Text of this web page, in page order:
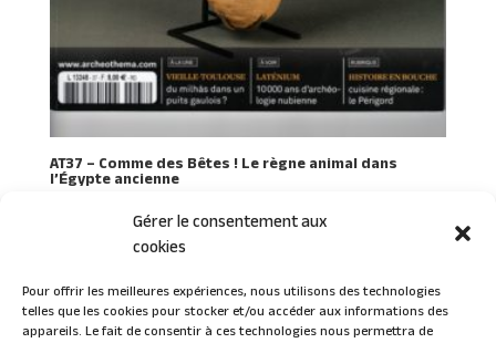
Gérer le consentement aux
cookies
Pour offrir les meilleures expériences, nous utilisons des technologies
telles que les cookies pour stocker et/ou accéder aux informations des
appareils. Le fait de consentir à ces technologies nous permettra de
AT37 – Comme des Bêtes ! Le règne animal dans
l’Égypte ancienne
Connexion